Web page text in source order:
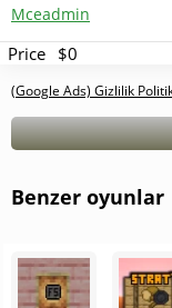
Mceadmin
Price $0
(Google Ads) Gizlilik
Benzer oyunlar